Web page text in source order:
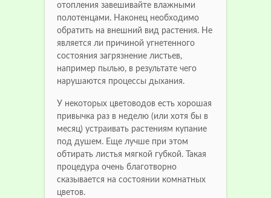
отопления завешивайте влажными
полотенцами. Наконец необходимо
обратить на внешний вид растения. Не
является ли причиной угнетенного
состояния загрязнение листьев,
например пылью, в результате чего
нарушаются процессы дыхания.
У некоторых цветоводов есть хорошая
привычка раз в неделю (или хотя бы в
месяц) устраивать растениям купание
под душем. Еще лучше при этом
обтирать листья мягкой губкой. Такая
процедура очень благотворно
сказывается на состоянии комнатных
цветов.